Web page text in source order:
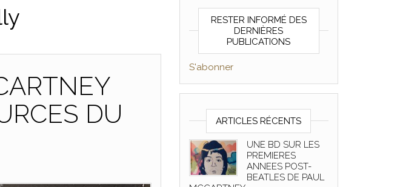
DU
RESTER INFORMÉ DES
DERNIÈRES
PUBLICATIONS
S'abonner
ARTICLES RÉCENTS
UNE BD SUR LES
PREMIERES
ANNEES POST-
BEATLES DE PAUL